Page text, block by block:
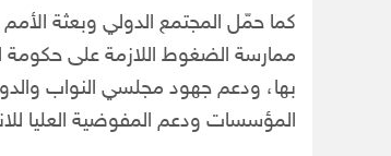
كما حمّل المجتمع الدولي وبعثة
ممارسة الضغوط اللازمة على حكومة
بها، ودعم جهود مجلسي النواب
المؤسسات ودعم المفوضية العليا